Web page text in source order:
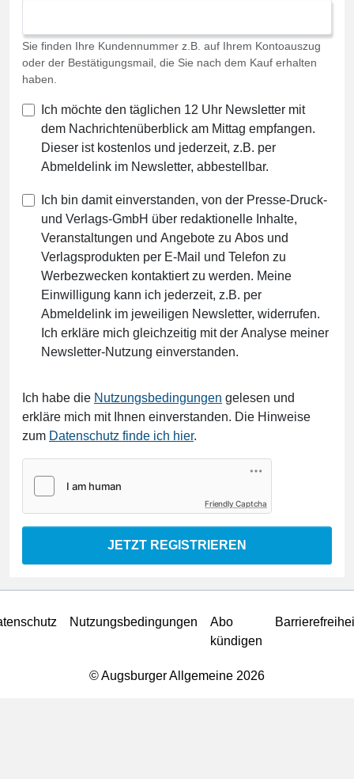
Sie finden Ihre Kundennummer z.B. auf Ihrem Kontoauszug
oder der Bestätigungsmail, die Sie nach dem Kauf erhalten
haben.
Ich möchte den täglichen 12 Uhr Newsletter mit
dem Nachrichtenüberblick am Mittag empfangen.
Dieser ist kostenlos und jederzeit, z.B. per
Abmeldelink im Newsletter, abbestellbar.
Ich bin damit einverstanden, von der Presse-Druck-
und Verlags-GmbH über redaktionelle Inhalte,
Veranstaltungen und Angebote zu Abos und
Verlagsprodukten per E-Mail und Telefon zu
Werbezwecken kontaktiert zu werden. Meine
Einwilligung kann ich jederzeit, z.B. per
Abmeldelink im jeweiligen Newsletter, widerrufen.
Ich erkläre mich gleichzeitig mit der Analyse meiner
Newsletter-Nutzung einverstanden.
Ich habe die Nutzungsbedingungen gelesen und
erkläre mich mit Ihnen einverstanden. Die Hinweise
zum Datenschutz finde ich hier.
Friendly Captcha
JETZT REGISTRIEREN
Nutzungsbedingungen
Abo
kündigen
© Augsburger Allgemeine 2026